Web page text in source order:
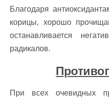
Благодаря
корицы, хорошо
останавливается
радикалов.
При всех очевидных